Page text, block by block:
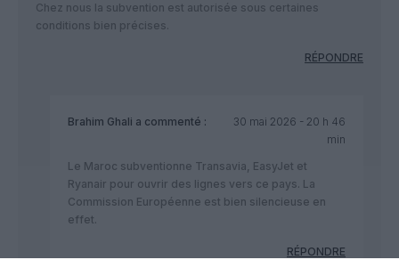
Chez nous la subvention est autorisée sous certaines
conditions bien précises.
RÉPONDRE
Brahim Ghali a commenté :
30 mai 2026 - 20 h 46
min
Le Maroc subventionne Transavia, EasyJet et
Ryanair pour ouvrir des lignes vers ce pays. La
Commission Européenne est bien silencieuse en
effet.
RÉPONDRE